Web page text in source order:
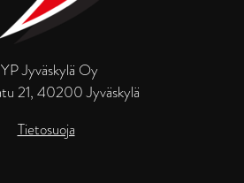
Jyväskylä Oy
21, 40200 Jyväskylä
Tietosuoja